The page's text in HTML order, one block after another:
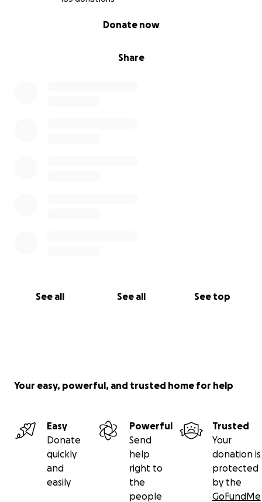
Share
Donate now
See all See all See top
Your easy, powerful, and trusted home for help
Easy
Donate
quickly
and
easily
Powerful
Send
help
right to
the
people
Trusted
Your
donation is
protected
by the
GoFundMe